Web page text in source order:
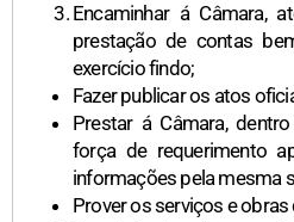
Encaminhar á Câmara,
prestação de contas
exercício findo;
Fazer publicar os atos
Prestar á Câmara,
força de requerimento
informações pela mesma
Prover os serviços e